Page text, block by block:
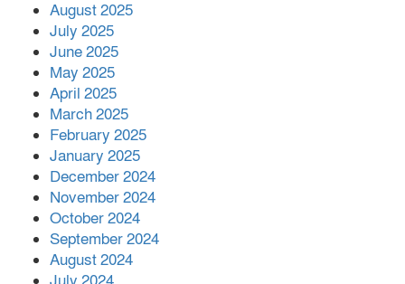
August 2025
July 2025
June 2025
May 2025
April 2025
March 2025
February 2025
January 2025
December 2024
November 2024
October 2024
September 2024
August 2024